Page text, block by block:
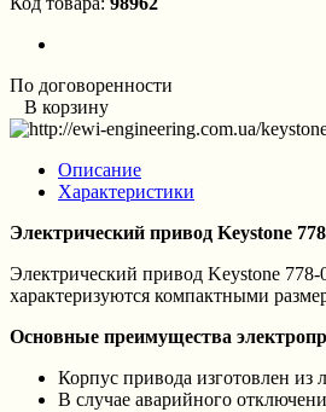
По договоренности
В корзину
Описание
Характеристики
Электрический привод Keystone
Электрический привод Keystone
характеризуются компактными
Основные преимущества
Корпус привода изготовлен из
В случае аварийного